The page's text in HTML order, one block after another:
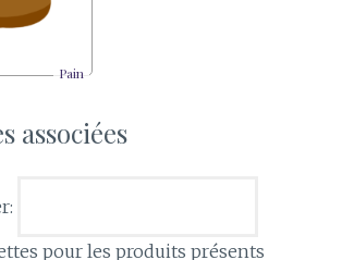
Pain
associées
pour les produits présents